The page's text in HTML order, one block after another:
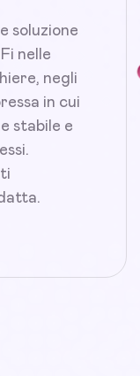
soluzione
nelle
negli
in cui
stabile e